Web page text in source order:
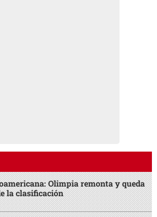
Olimpia remonta y queda
la clasificación